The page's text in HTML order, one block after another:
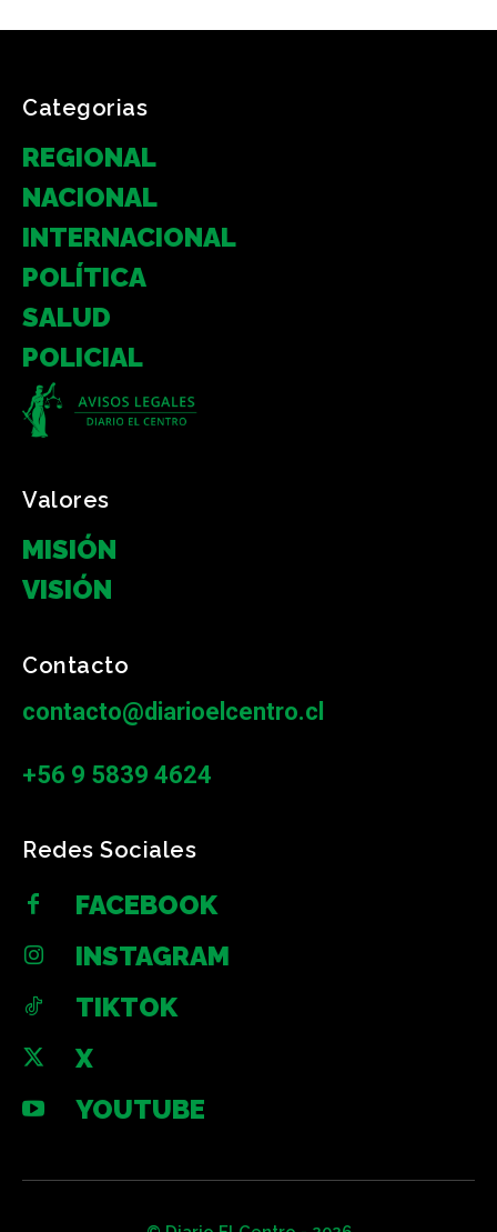
Categorias
REGIONAL
NACIONAL
INTERNACIONAL
POLÍTICA
SALUD
POLICIAL
Valores
MISIÓN
VISIÓN
Contacto
contacto@diarioelcentro.cl
+56 9 5839 4624
Redes Sociales
FACEBOOK
INSTAGRAM
TIKTOK
X
YOUTUBE